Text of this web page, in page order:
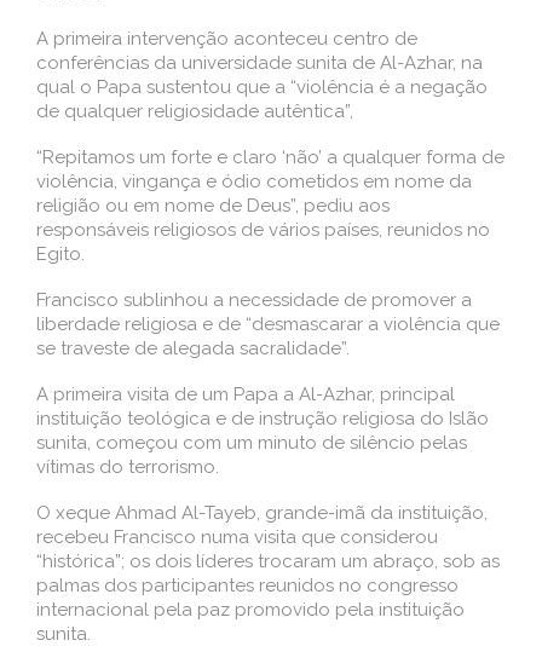
A primeira intervenção aconteceu centro de
conferências da universidade sunita de Al-Azhar, na
qual o Papa sustentou que a “violência é a negação
de qualquer religiosidade autêntica”,
“Repitamos um forte e claro ‘não’ a qualquer forma de
violência, vingança e ódio cometidos em nome da
religião ou em nome de Deus”, pediu aos
responsáveis religiosos de vários países, reunidos no
Egito.
Francisco sublinhou a necessidade de promover a
liberdade religiosa e de “desmascarar a violência que
se traveste de alegada sacralidade”.
A primeira visita de um Papa a Al-Azhar, principal
instituição teológica e de instrução religiosa do Islão
sunita, começou com um minuto de silêncio pelas
vítimas do terrorismo.
O xeque Ahmad Al-Tayeb, grande-imã da instituição,
recebeu Francisco numa visita que considerou
“histórica”; os dois líderes trocaram um abraço, sob as
palmas dos participantes reunidos no congresso
internacional pela paz promovido pela instituição
sunita.